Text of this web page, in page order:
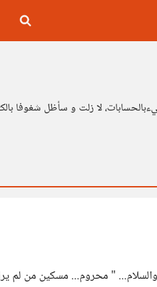
لا زلت و سأظل شغوفا